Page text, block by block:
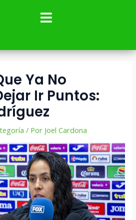
Ya No
Ir Puntos:
/ Por Joel Cardona